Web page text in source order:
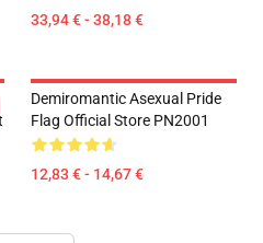
33,94 € - 38,18 €
Demiromantic Asexual Pride
Flag Official Store PN2001
12,83 € - 14,67 €